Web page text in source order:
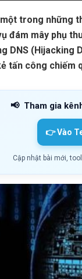
trong những
đám mây phụ
DNS (Hijacking
tấn công chiếm
📢 Tham gia
👉 Vào
Cập nhật bài mới,